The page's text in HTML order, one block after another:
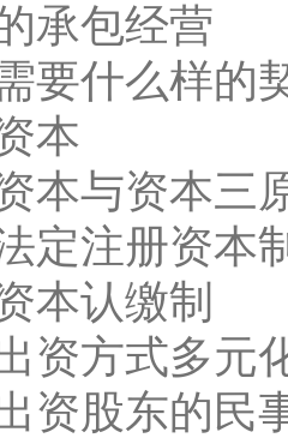
承包经营
要什么样的
本
本与资本三
定注册资本
本认缴制
资方式多元
资股东的民